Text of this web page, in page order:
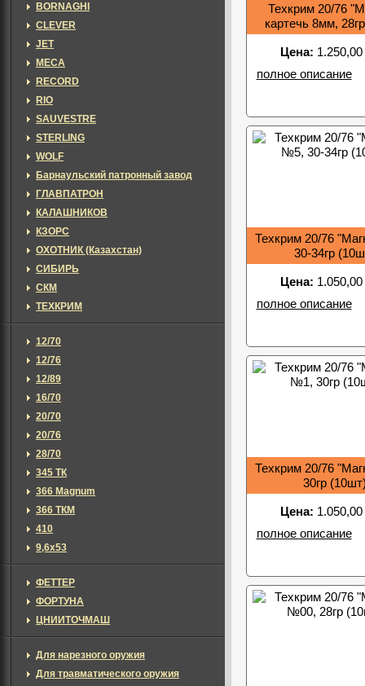
Техкрим 20/76
картечь 8мм,
Цена:
полное описание
Техкрим 20/76
30-34гр
Цена:
полное описание
Техкрим 20/76
30гр
Цена:
полное описание
BORNAGHI
CLEVER
JET
MECA
RECORD
RIO
SAUVESTRE
STERLING
WOLF
Барнаульский патронный завод
ГЛАВПАТРОН
КАЛАШНИКОВ
КЗОРС
ОХОТНИК (Казахстан)
СИБИРЬ
СКМ
ТЕХКРИМ
12/70
12/76
12/89
16/70
20/70
20/76
28/70
345 ТК
366 Magnum
366 ТКМ
410
9,6х53
ФЕТТЕР
ФОРТУНА
ЦНИИТОЧМАШ
Для нарезного оружия
Для травматического оружия